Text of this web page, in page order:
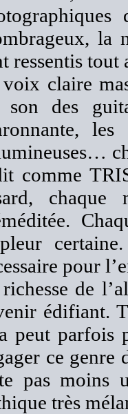
la
ressentis
claire
son des
les
comme
pour
de
édifiant.
peut parfois
ce genre
pas moins
très